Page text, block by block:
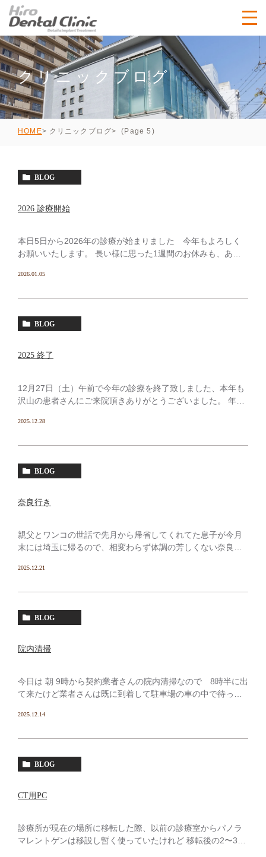
クリニックブログ
HOME クリニックブログ (Page 5)
BLOG
2026 診療開始
本日5日から2026年の診療が始まりました 今年もよろしく
お願いいたします。 長い様に思った1週間のお休みも、あっ
な？」と思い出せないぐらいで何故か疲れだけ残った。結構
2026.01.05
BLOG
2025 終了
12月27日（土）午前で今年の診療を終了致しました、本年も
沢山の患者さんにご来院頂きありがとうございました。 年々
当院のインプラント患者さんからのご紹介や 他院で断ら
2025.12.28
BLOG
奈良行き
親父とワンコの世話で先月から帰省してくれてた息子が今月
末には埼玉に帰るので、相変わらず体調の芳しくない奈良の
コを預けに行ってきた、息子が居てくれたおかげで成り立っ
2025.12.21
BLOG
院内清掃
今日は 朝 9時から契約業者さんの院内清掃なので 8時半に出
て来たけど業者さんは既に到着して駐車場の車の中で待って
を落とし新たに掛け直すので乾くまで出入りが出来ない、
2025.12.14
BLOG
CT用PC
診療所が現在の場所に移転した際、以前の診療室からパノラ
マレントゲンは移設し暫く使っていたけれど 移転後の2〜3年